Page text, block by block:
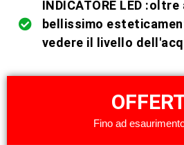
INDICATORE LED
bellissimo
vedere il livello
Fino ad